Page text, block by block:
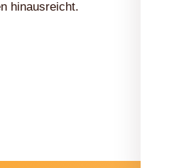
hinausreicht.